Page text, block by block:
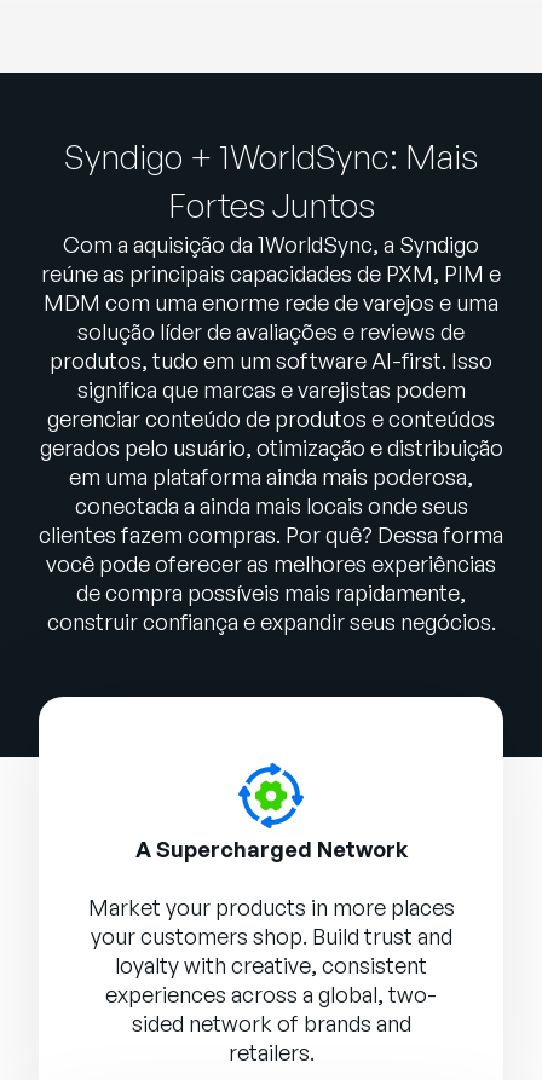
Syndigo + 1WorldSync: Mais
Fortes Juntos
Com a aquisição da 1WorldSync, a Syndigo
reúne as principais capacidades de PXM, PIM e
MDM com uma enorme rede de varejos e uma
solução líder de avaliações e reviews de
produtos, tudo em um software AI-first. Isso
significa que marcas e varejistas podem
gerenciar conteúdo de produtos e conteúdos
gerados pelo usuário, otimização e distribuição
em uma plataforma ainda mais poderosa,
conectada a ainda mais locais onde seus
clientes fazem compras. Por quê? Dessa forma
você pode oferecer as melhores experiências
de compra possíveis mais rapidamente,
construir confiança e expandir seus negócios.
A Supercharged Network
Market your products in more places
your customers shop. Build trust and
loyalty with creative, consistent
experiences across a global, two-
sided network of brands and
retailers.